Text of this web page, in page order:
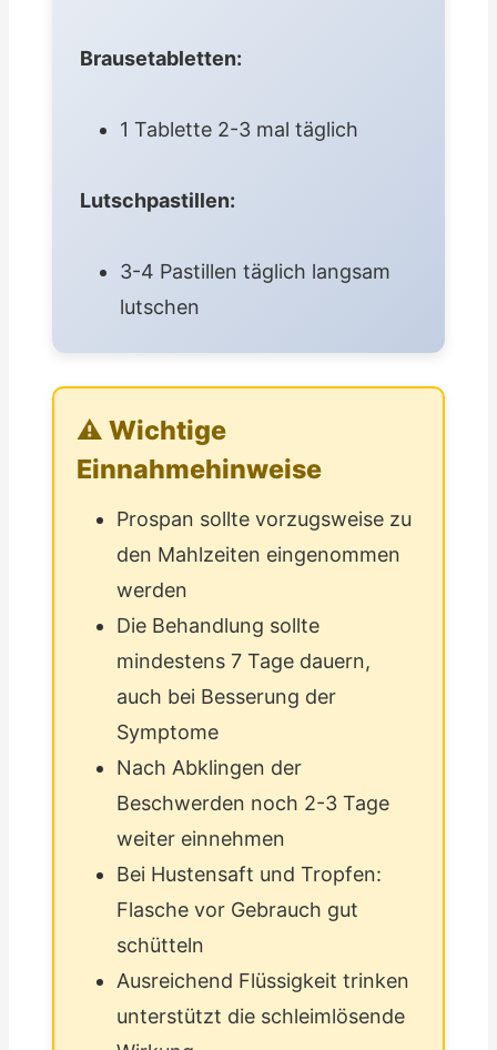
Brausetabletten:
1 Tablette 2-3 mal täglich
Lutschpastillen:
3-4 Pastillen täglich langsam
lutschen
⚠ Wichtige
Einnahmehinweise
Prospan sollte vorzugsweise zu
den Mahlzeiten eingenommen
werden
Die Behandlung sollte
mindestens 7 Tage dauern,
auch bei Besserung der
Symptome
Nach Abklingen der
Beschwerden noch 2-3 Tage
weiter einnehmen
Bei Hustensaft und Tropfen:
Flasche vor Gebrauch gut
schütteln
Ausreichend Flüssigkeit trinken
unterstützt die schleimlösende